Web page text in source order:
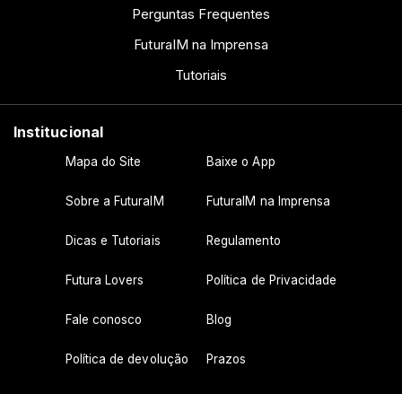
Perguntas Frequentes
FuturaIM na Imprensa
Tutoriais
Institucional
Mapa do Site Baixe o App
Sobre a FuturaIM FuturaIM na Imprensa
Dicas e Tutoriais Regulamento
Futura Lovers Política de Privacidade
Fale conosco Blog
Política de devolução Prazos